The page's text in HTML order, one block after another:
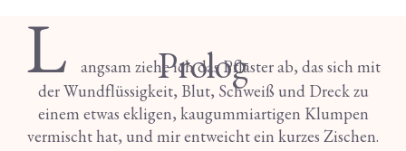
Prolog
L
angsam ziehe ich das Pflaster ab, das sich mit
der Wundflüssigkeit, Blut, Schweiß und Dreck zu
einem etwas ekligen, kaugummiartigen Klumpen
vermischt hat, und mir entweicht ein kurzes Zischen.